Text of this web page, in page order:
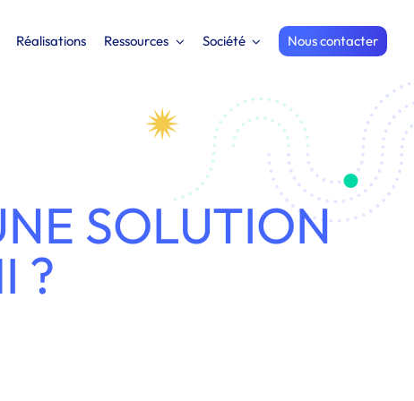
Réalisations Ressources Société Nous contacter
SOLUTION
?